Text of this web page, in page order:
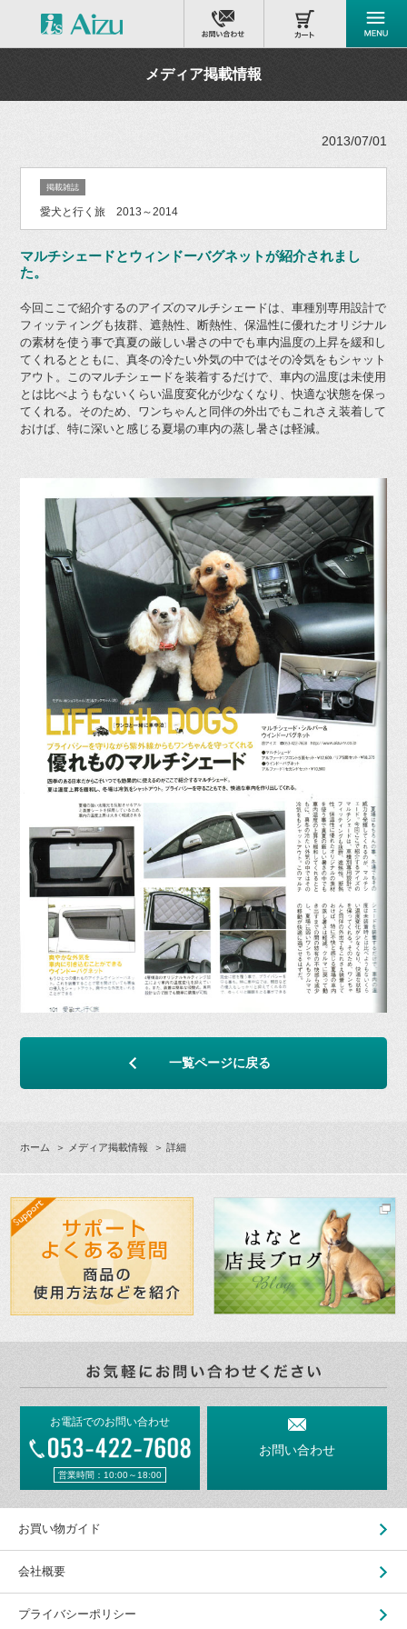
メディア掲載情報
2013/07/01
掲載雑誌
愛犬と行く旅 2013～2014
マルチシェードとウィンドーバグネットが紹介されまし
た。
今回ここで紹介するのアイズのマルチシェードは、車種別専用設計で
フィッティングも抜群、遮熱性、断熱性、保温性に優れたオリジナル
の素材を使う事で真夏の厳しい暑さの中でも車内温度の上昇を緩和し
てくれるとともに、真冬の冷たい外気の中ではその冷気をもシャット
アウト。このマルチシェードを装着するだけで、車内の温度は未使用
とは比べようもないくらい温度変化が少なくなり、快適な状態を保っ
てくれる。そのため、ワンちゃんと同伴の外出でもこれさえ装着して
おけば、特に深いと感じる夏場の車内の蒸し暑さは軽減。
一覧ページに戻る
ホーム ＞ メディア掲載情報 ＞ 詳細
お電話でのお問い合わせ
営業時間：10:00～18:00
お問い合わせ
お買い物ガイド
会社概要
プライバシーポリシー